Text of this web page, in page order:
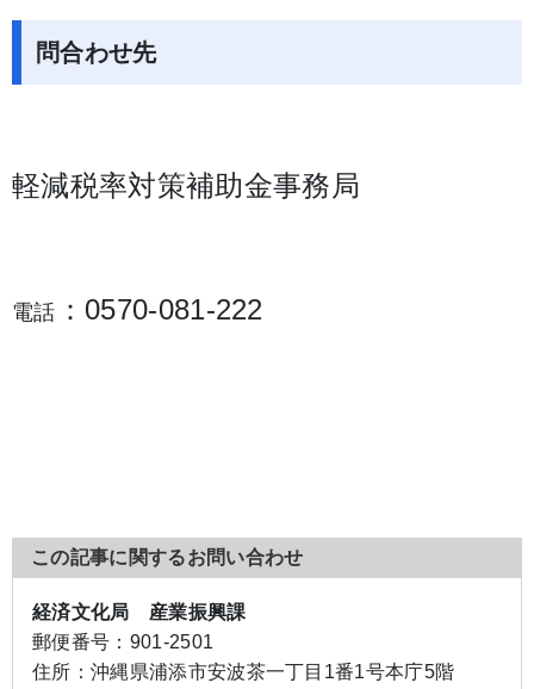
問合わせ先
軽減税率対策補助金事務局
電話 ：0570-081-222
この記事に関するお問い合わせ
経済文化局 産業振興課
郵便番号： 901-2501
住所： 沖縄県浦添市安波茶一丁目1番1号本庁5階